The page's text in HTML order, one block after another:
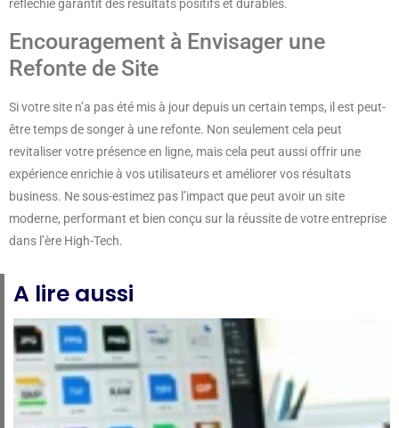
réfléchie garantit des résultats positifs et durables.
Encouragement à Envisager une
Refonte de Site
Si votre site n’a pas été mis à jour depuis un certain temps, il est peut-
être temps de songer à une refonte. Non seulement cela peut
revitaliser votre présence en ligne, mais cela peut aussi offrir une
expérience enrichie à vos utilisateurs et améliorer vos résultats
business. Ne sous-estimez pas l’impact que peut avoir un site
moderne, performant et bien conçu sur la réussite de votre entreprise
dans l’ère High-Tech.
A lire aussi